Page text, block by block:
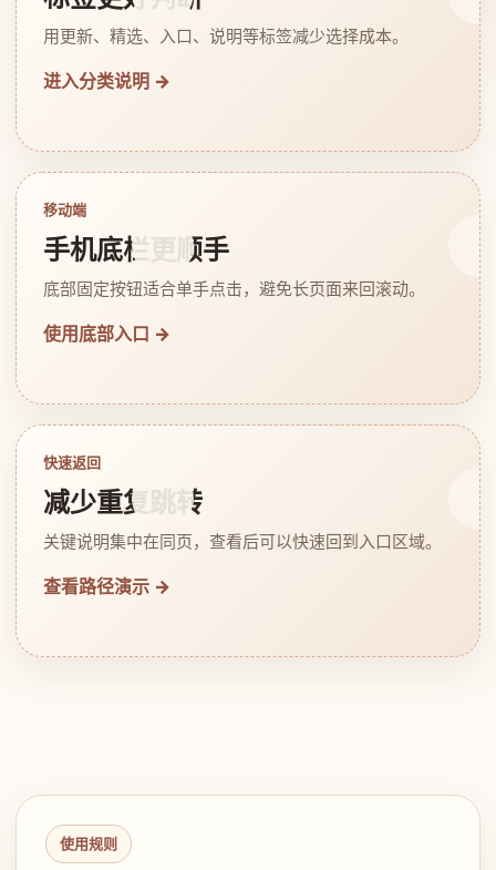
用更新、精选、入口、说明等标签减少选择成本。
进入分类说明 →
移动端
手机底栏更顺手
底部固定按钮适合单手点击，避免长页面来回滚动。
使用底部入口 →
快速返回
减少重复跳转
关键说明集中在同页，查看后可以快速回到入口区域。
查看路径演示 →
使用规则